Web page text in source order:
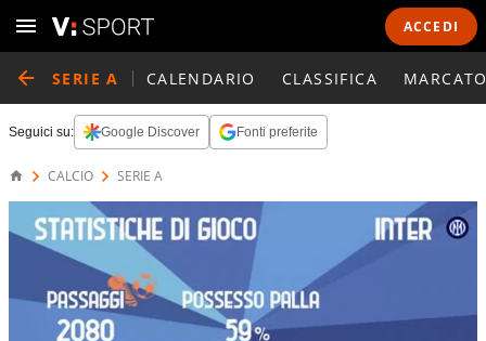
ACCEDI
SERIE A CALENDARIO CLASSIFICA
Seguici su: Google Discover Fonti preferite
CALCIO SERIE A